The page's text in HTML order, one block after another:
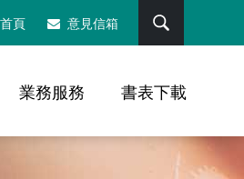
頁 意見信箱
業務服務 書表下載